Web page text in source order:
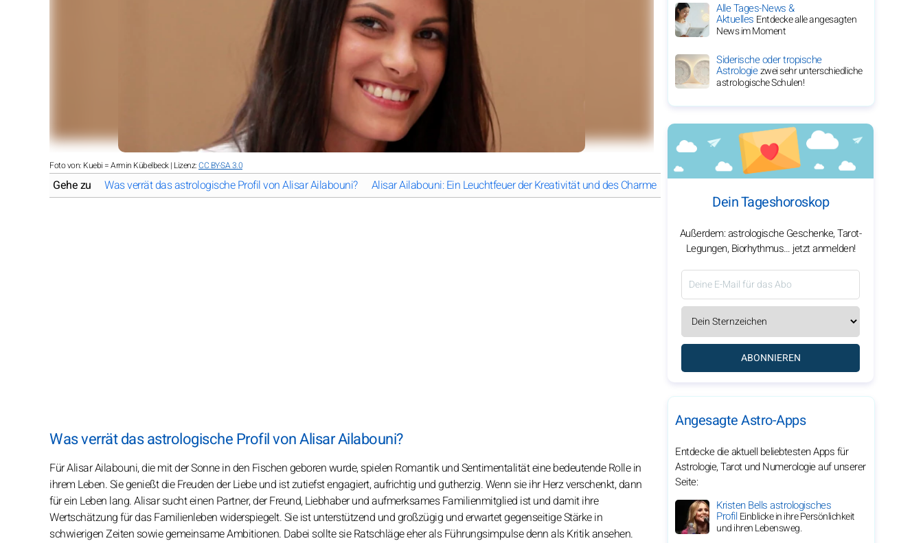
Foto von: Kuebi = Armin Kübelbeck | Lizenz:CC BY-SA 3.0
Gehe zu Was verrät das astrologische Profil von Alisar Ailabouni? Alisar Ailabouni: Ein Leuchtfeuer der Kreativität und des Charmes
Was verrät das astrologische Profil von Alisar Ailabouni?
Für Alisar Ailabouni, die mit der Sonne in den Fischen geboren wurde, spielen Romantik und Sentimentalität eine bedeutende Rolle in
ihrem Leben. Sie genießt die Freuden der Liebe und ist zutiefst engagiert, aufrichtig und gutherzig. Wenn sie ihr Herz verschenkt, dann
für ein Leben lang. Alisar sucht einen Partner, der Freund, Liebhaber und aufmerksames Familienmitglied ist und damit ihre
Wertschätzung für das Familienleben widerspiegelt. Sie ist unterstützend und großzügig und erwartet gegenseitige Stärke in
schwierigen Zeiten sowie gemeinsame Ambitionen. Dabei sollte sie Ratschläge eher als Führungsimpulse denn als Kritik ansehen.
Alle Tages-News &
Aktuelles Entdecke alle angesagten
News im Moment
Siderische oder tropische
Astrologiezwei sehr unterschiedliche
astrologische Schulen!
Dein Tageshoroskop
Außerdem: astrologische Geschenke, Tarot-
Legungen, Biorhythmus… jetzt anmelden!
ABONNIEREN
Angesagte Astro-Apps
Entdecke die aktuell beliebtesten Apps für
Astrologie, Tarot und Numerologie auf unserer
Seite:
Kristen Bells astrologisches
ProfilEinblicke in ihre Persönlichkeit
und ihren Lebensweg.